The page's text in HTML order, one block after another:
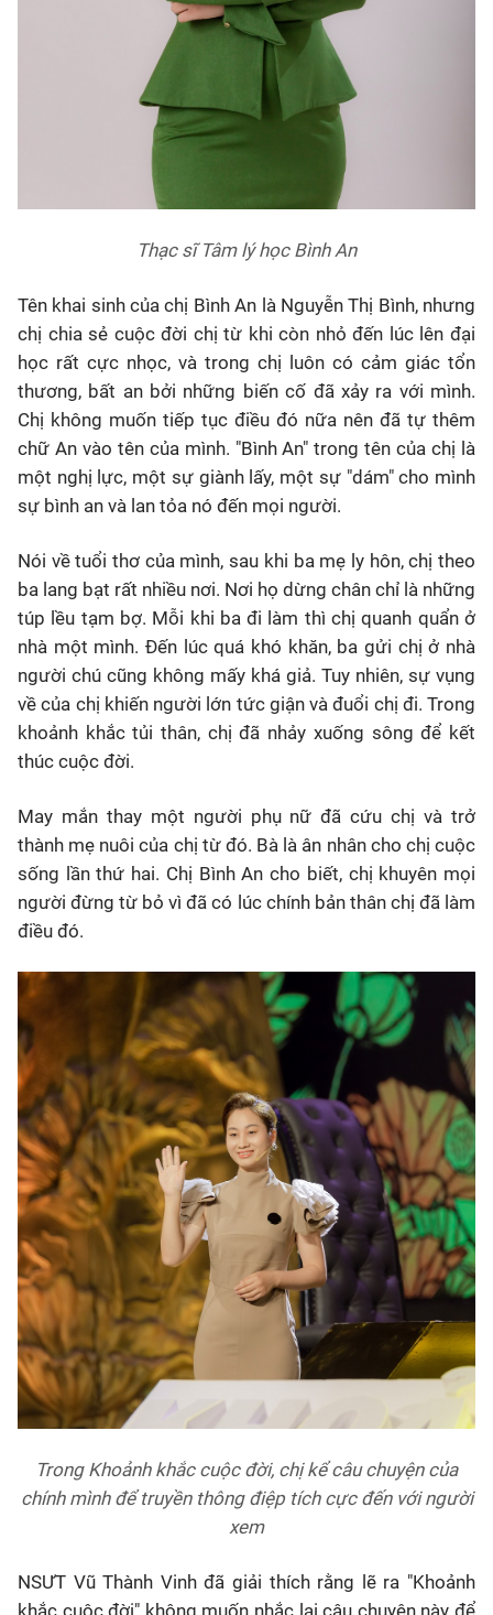
Thạc sĩ Tâm lý học Bình An
Tên khai sinh của chị Bình An là Nguyễn Thị Bình, nhưng
chị chia sẻ cuộc đời chị từ khi còn nhỏ đến lúc lên đại
học rất cực nhọc, và trong chị luôn có cảm giác tổn
thương, bất an bởi những biến cố đã xảy ra với mình.
Chị không muốn tiếp tục điều đó nữa nên đã tự thêm
chữ An vào tên của mình. "Bình An" trong tên của chị là
một nghị lực, một sự giành lấy, một sự "dám" cho mình
sự bình an và lan tỏa nó đến mọi người.
Nói về tuổi thơ của mình, sau khi ba mẹ ly hôn, chị theo
ba lang bạt rất nhiều nơi. Nơi họ dừng chân chỉ là những
túp lều tạm bợ. Mỗi khi ba đi làm thì chị quanh quẩn ở
nhà một mình. Đến lúc quá khó khăn, ba gửi chị ở nhà
người chú cũng không mấy khá giả. Tuy nhiên, sự vụng
về của chị khiến người lớn tức giận và đuổi chị đi. Trong
khoảnh khắc tủi thân, chị đã nhảy xuống sông để kết
thúc cuộc đời.
May mắn thay một người phụ nữ đã cứu chị và trở
thành mẹ nuôi của chị từ đó. Bà là ân nhân cho chị cuộc
sống lần thứ hai. Chị Bình An cho biết, chị khuyên mọi
người đừng từ bỏ vì đã có lúc chính bản thân chị đã làm
điều đó.
Trong Khoảnh khắc cuộc đời, chị kể câu chuyện của
chính mình để truyền thông điệp tích cực đến với người
xem
NSƯT Vũ Thành Vinh đã giải thích rằng lẽ ra "Khoảnh